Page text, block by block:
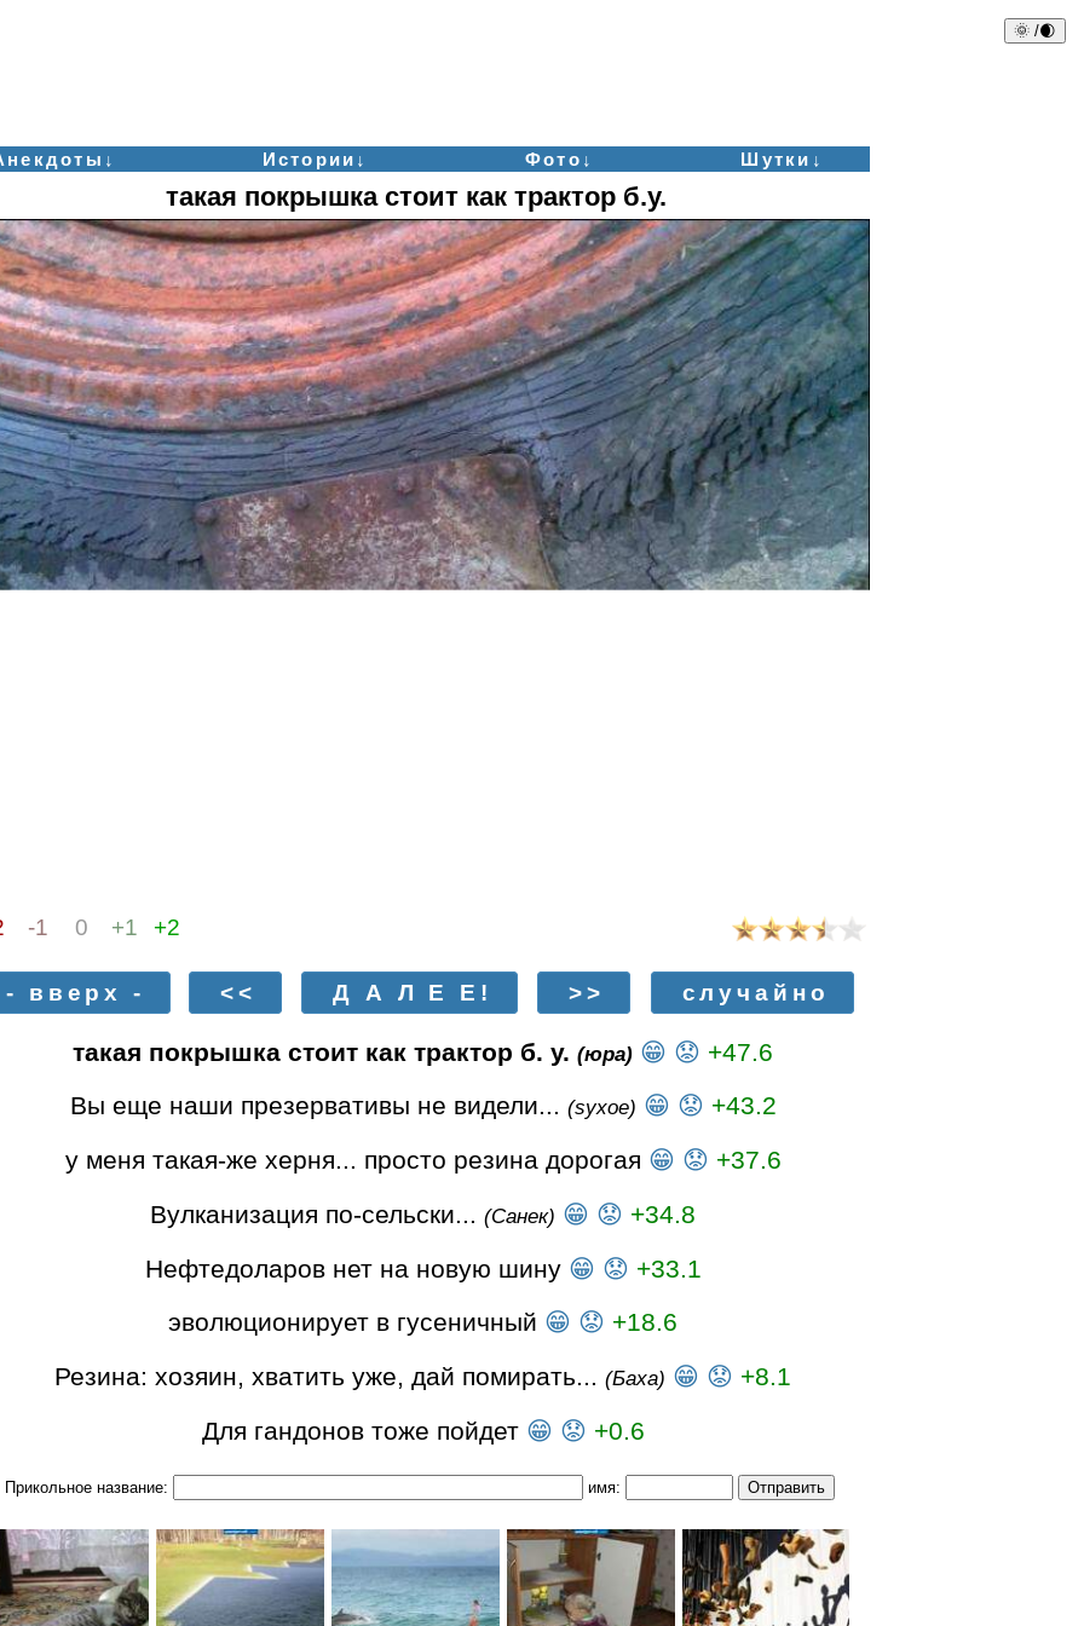
🌞 /🌒
Истории↓ Фото↓ Шутки↓
такая покрышка стоит как трактор б.у.
-1 0 +1 +2
- вверх - << Д А Л Е Е! >> случайно
такая покрышка стоит как трактор б. у. (юра) 😁 😟 +47.6
Вы еще наши презервативы не видели... (syxoe) 😁 😟 +43.2
у меня такая-же херня... просто резина дорогая 😁 😟 +37.6
Вулканизация по-сельски... (Санек) 😁 😟 +34.8
Нефтедоларов нет на новую шину 😁 😟 +33.1
эволюционирует в гусеничный 😁 😟 +18.6
Резина: хозяин, хватить уже, дай помирать... (Баха) 😁 😟 +8.1
Для гандонов тоже пойдет 😁 😟 +0.6
Прикольное название: имя: